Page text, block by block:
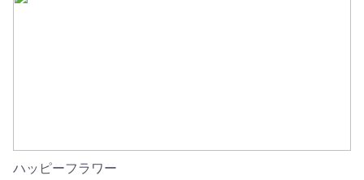
ハッピーフラワー